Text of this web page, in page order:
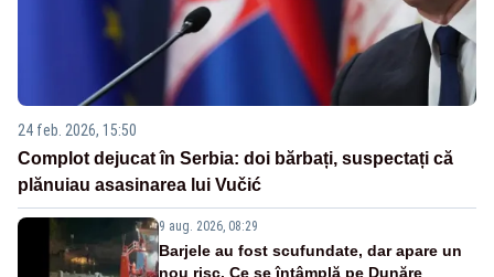
24 feb. 2026, 15:50
Complot dejucat în Serbia: doi bărbați, suspectați că
plănuiau asasinarea lui Vučić
9 aug. 2026, 08:29
Barjele au fost scufundate, dar apare un
nou risc. Ce se întâmplă pe Dunăre